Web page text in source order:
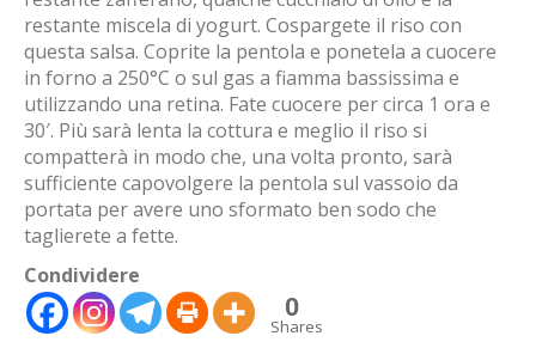
restante miscela di yogurt. Cospargete il riso con
questa salsa. Coprite la pentola e ponetela a cuocere
in forno a 250°C o sul gas a fiamma bassissima e
utilizzando una retina. Fate cuocere per circa 1 ora e
30′. Più sarà lenta la cottura e meglio il riso si
compatterà in modo che, una volta pronto, sarà
sufficiente capovolgere la pentola sul vassoio da
portata per avere uno sformato ben sodo che
taglierete a fette.
Condividere
0
Shares